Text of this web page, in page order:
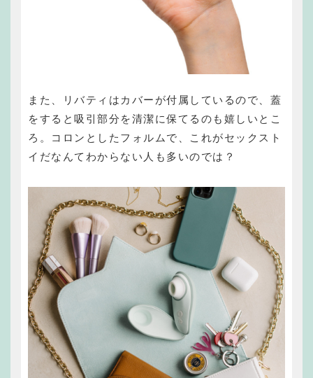
また、リバティはカバーが付属しているので、蓋
をすると吸引部分を清潔に保てるのも嬉しいとこ
ろ。コロンとしたフォルムで、これがセックスト
イだなんてわからない人も多いのでは？